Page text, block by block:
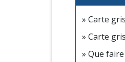
Carte
Carte
Que